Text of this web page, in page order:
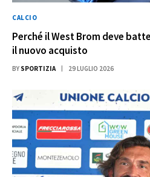
CALCIO
Perché il West Brom deve
il nuovo acquisto
BY SPORTIZIA 29 LUGLIO 2026